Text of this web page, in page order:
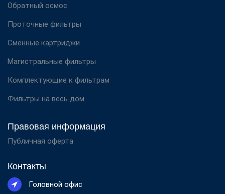
Обратный осмос
Проточные фильтры
Сменные картриджи
Магистральные фильтры
Комплектующие к фильтрам
Фильтры на весь дом
Правовая информация
Публичная оферта
Контакты
Головной офис